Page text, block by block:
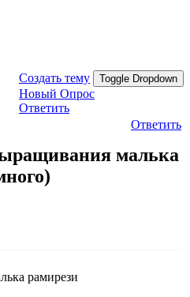
Создать тему Toggle Dropdown
Новый Опрос
Ответить
Ответить
малька
рамирези